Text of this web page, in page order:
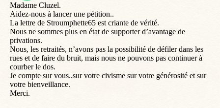
Madame Cluzel.
Aidez-nous à lancer une pétition..
La lettre de Stroumphette65 est criante de vérité.
Nous ne sommes plus en état de supporter d’avantage de
privations.
Nous, les retraités, n’avons pas la possibilité de défiler dans les
rues et de faire du bruit, mais nous ne pouvons pas continuer à
courber le dos.
Je compte sur vous..sur votre civisme sur votre générosité et sur
votre bienveillance.
Merci.